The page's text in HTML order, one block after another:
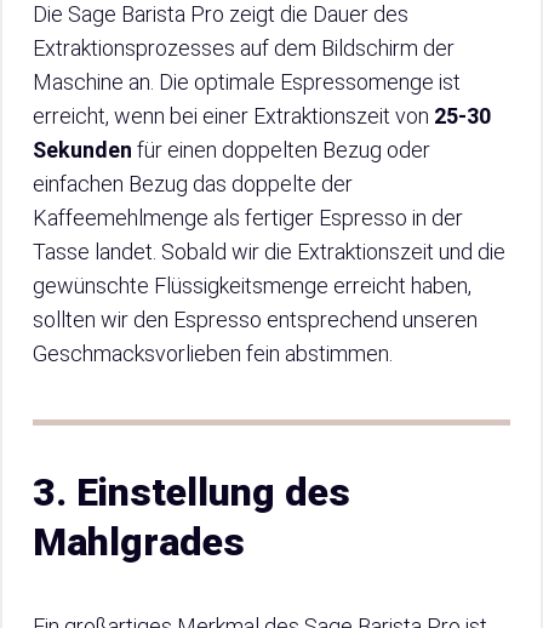
Die Sage Barista Pro zeigt die Dauer des
Extraktionsprozesses auf dem Bildschirm der
Maschine an. Die optimale Espressomenge ist
erreicht, wenn bei einer Extraktionszeit von 25-30
Sekunden für einen doppelten Bezug oder
einfachen Bezug das doppelte der
Kaffeemehlmenge als fertiger Espresso in der
Tasse landet. Sobald wir die Extraktionszeit und die
gewünschte Flüssigkeitsmenge erreicht haben,
sollten wir den Espresso entsprechend unseren
Geschmacksvorlieben fein abstimmen.
3. Einstellung des
Mahlgrades